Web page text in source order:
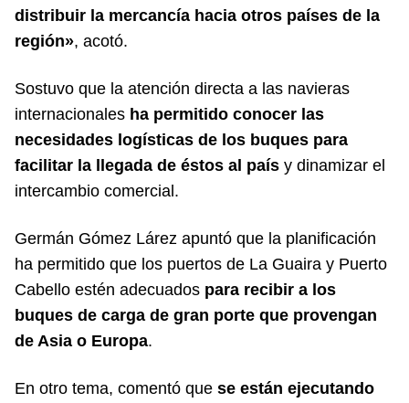
distribuir la mercancía hacia otros países de la
región», acotó.
Sostuvo que la atención directa a las navieras
internacionales ha permitido conocer las
necesidades logísticas de los buques para
facilitar la llegada de éstos al país y dinamizar el
intercambio comercial.
Germán Gómez Lárez apuntó que la planificación
ha permitido que los puertos de La Guaira y Puerto
Cabello estén adecuados para recibir a los
buques de carga de gran porte que provengan
de Asia o Europa.
En otro tema, comentó que se están ejecutando